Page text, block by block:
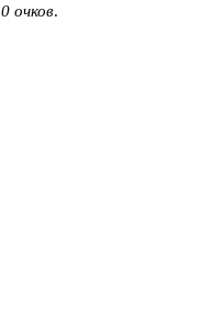
0 очков.